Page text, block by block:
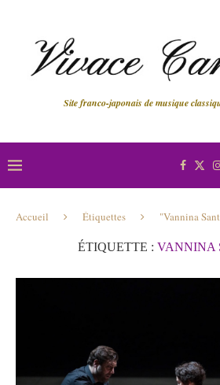
Site franco-japonais de musique
Accueil Étiquettes "Vannina
ÉTIQUETTE : VANNINA